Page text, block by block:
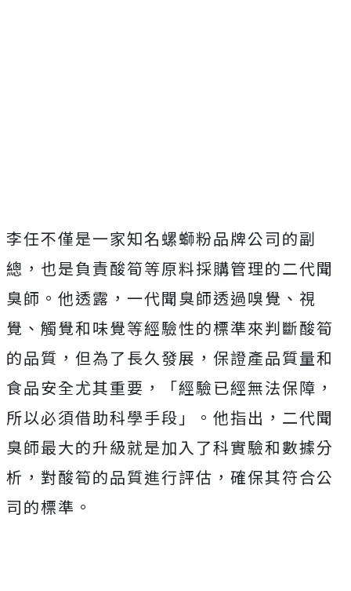
李任不僅是一家知名螺螄粉品牌公司的副
總，也是負責酸筍等原料採購管理的二代聞
臭師。他透露，一代聞臭師透過嗅覺、視
覺、觸覺和味覺等經驗性的標準來判斷酸筍
的品質，但為了長久發展，保證產品質量和
食品安全尤其重要，「經驗已經無法保障，
所以必須借助科學手段」。他指出，二代聞
臭師最大的升級就是加入了科實驗和數據分
析 ，對酸筍的品質進行評估，確保其符合公
司的標準。